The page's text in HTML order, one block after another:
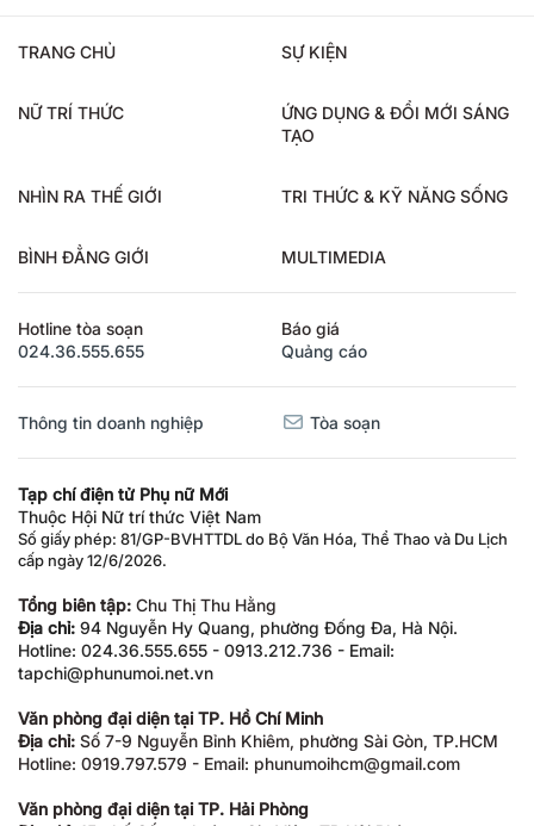
TRANG CHỦ SỰ KIỆN
NỮ TRÍ THỨC
ỨNG DỤNG & ĐỔI MỚI SÁNG
TẠO
NHÌN RA THẾ GIỚI TRI THỨC & KỸ NĂNG SỐNG
BÌNH ĐẲNG GIỚI MULTIMEDIA
Hotline tòa soạn
024.36.555.655
Báo giá
Quảng cáo
Thông tin doanh nghiệp Tòa soạn
Tạp chí điện tử Phụ nữ Mới
Thuộc Hội Nữ trí thức Việt Nam
Số giấy phép: 81/GP-BVHTTDL do Bộ Văn Hóa, Thể Thao và Du Lịch
cấp ngày 12/6/2026.
Tổng biên tập: Chu Thị Thu Hằng
Địa chỉ: 94 Nguyễn Hy Quang, phường Đống Đa, Hà Nội.
Hotline: 024.36.555.655 - 0913.212.736 - Email:
tapchi@phunumoi.net.vn
Văn phòng đại diện tại TP. Hồ Chí Minh
Địa chỉ: Số 7-9 Nguyễn Bỉnh Khiêm, phường Sài Gòn, TP.HCM
Hotline: 0919.797.579 - Email: phunumoihcm@gmail.com
Văn phòng đại diện tại TP. Hải Phòng